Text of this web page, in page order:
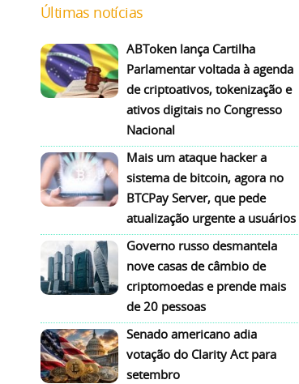
Últimas notícias
ABToken lança Cartilha
Parlamentar voltada à agenda
de criptoativos, tokenização e
ativos digitais no Congresso
Nacional
Mais um ataque hacker a
sistema de bitcoin, agora no
BTCPay Server, que pede
atualização urgente a usuários
Governo russo desmantela
nove casas de câmbio de
criptomoedas e prende mais
de 20 pessoas
Senado americano adia
votação do Clarity Act para
setembro